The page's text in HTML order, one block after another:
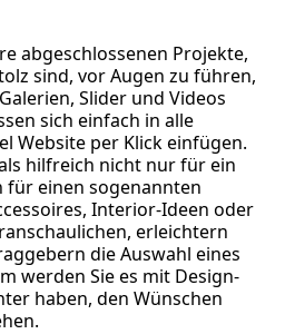
abgeschlossenen Projekte,
sind, vor Augen zu führen,
Slider und Videos
sich einfach in alle
Website per Klick einfügen.
hilfreich nicht nur für ein
einen sogenannten
Interior-Ideen oder
erleichtern
die Auswahl eines
werden Sie es mit Design-
haben, den Wünschen